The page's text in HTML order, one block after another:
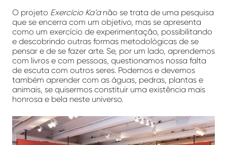
O projeto Exercício Ka’anão se trata de uma pesquisa
que se encerra com um objetivo, mas se apresenta
como um exercício de experimentação, possibilitando
e descobrindo outras formas metodológicas de se
pensar e de se fazer arte. Se, por um lado, aprendemos
com livros e com pessoas, questionamos nossa falta
de escuta com outros seres. Podemos e devemos
também aprender com as águas, pedras, plantas e
animais, se quisermos constituir uma existência mais
honrosa e bela neste universo.